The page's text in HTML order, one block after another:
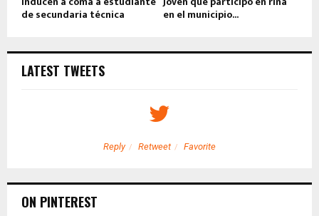
de secundaria técnica en el municipio...
LATEST TWEETS
Reply Retweet Favorite
ON PINTEREST